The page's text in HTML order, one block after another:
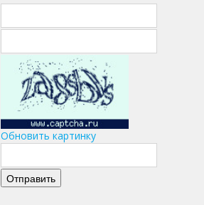
Обновить картинку